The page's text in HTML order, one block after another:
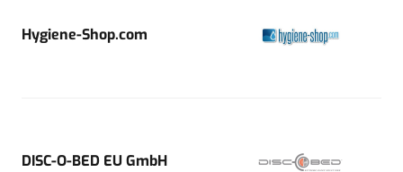
Hygiene-Shop.com
DISC-O-BED EU GmbH